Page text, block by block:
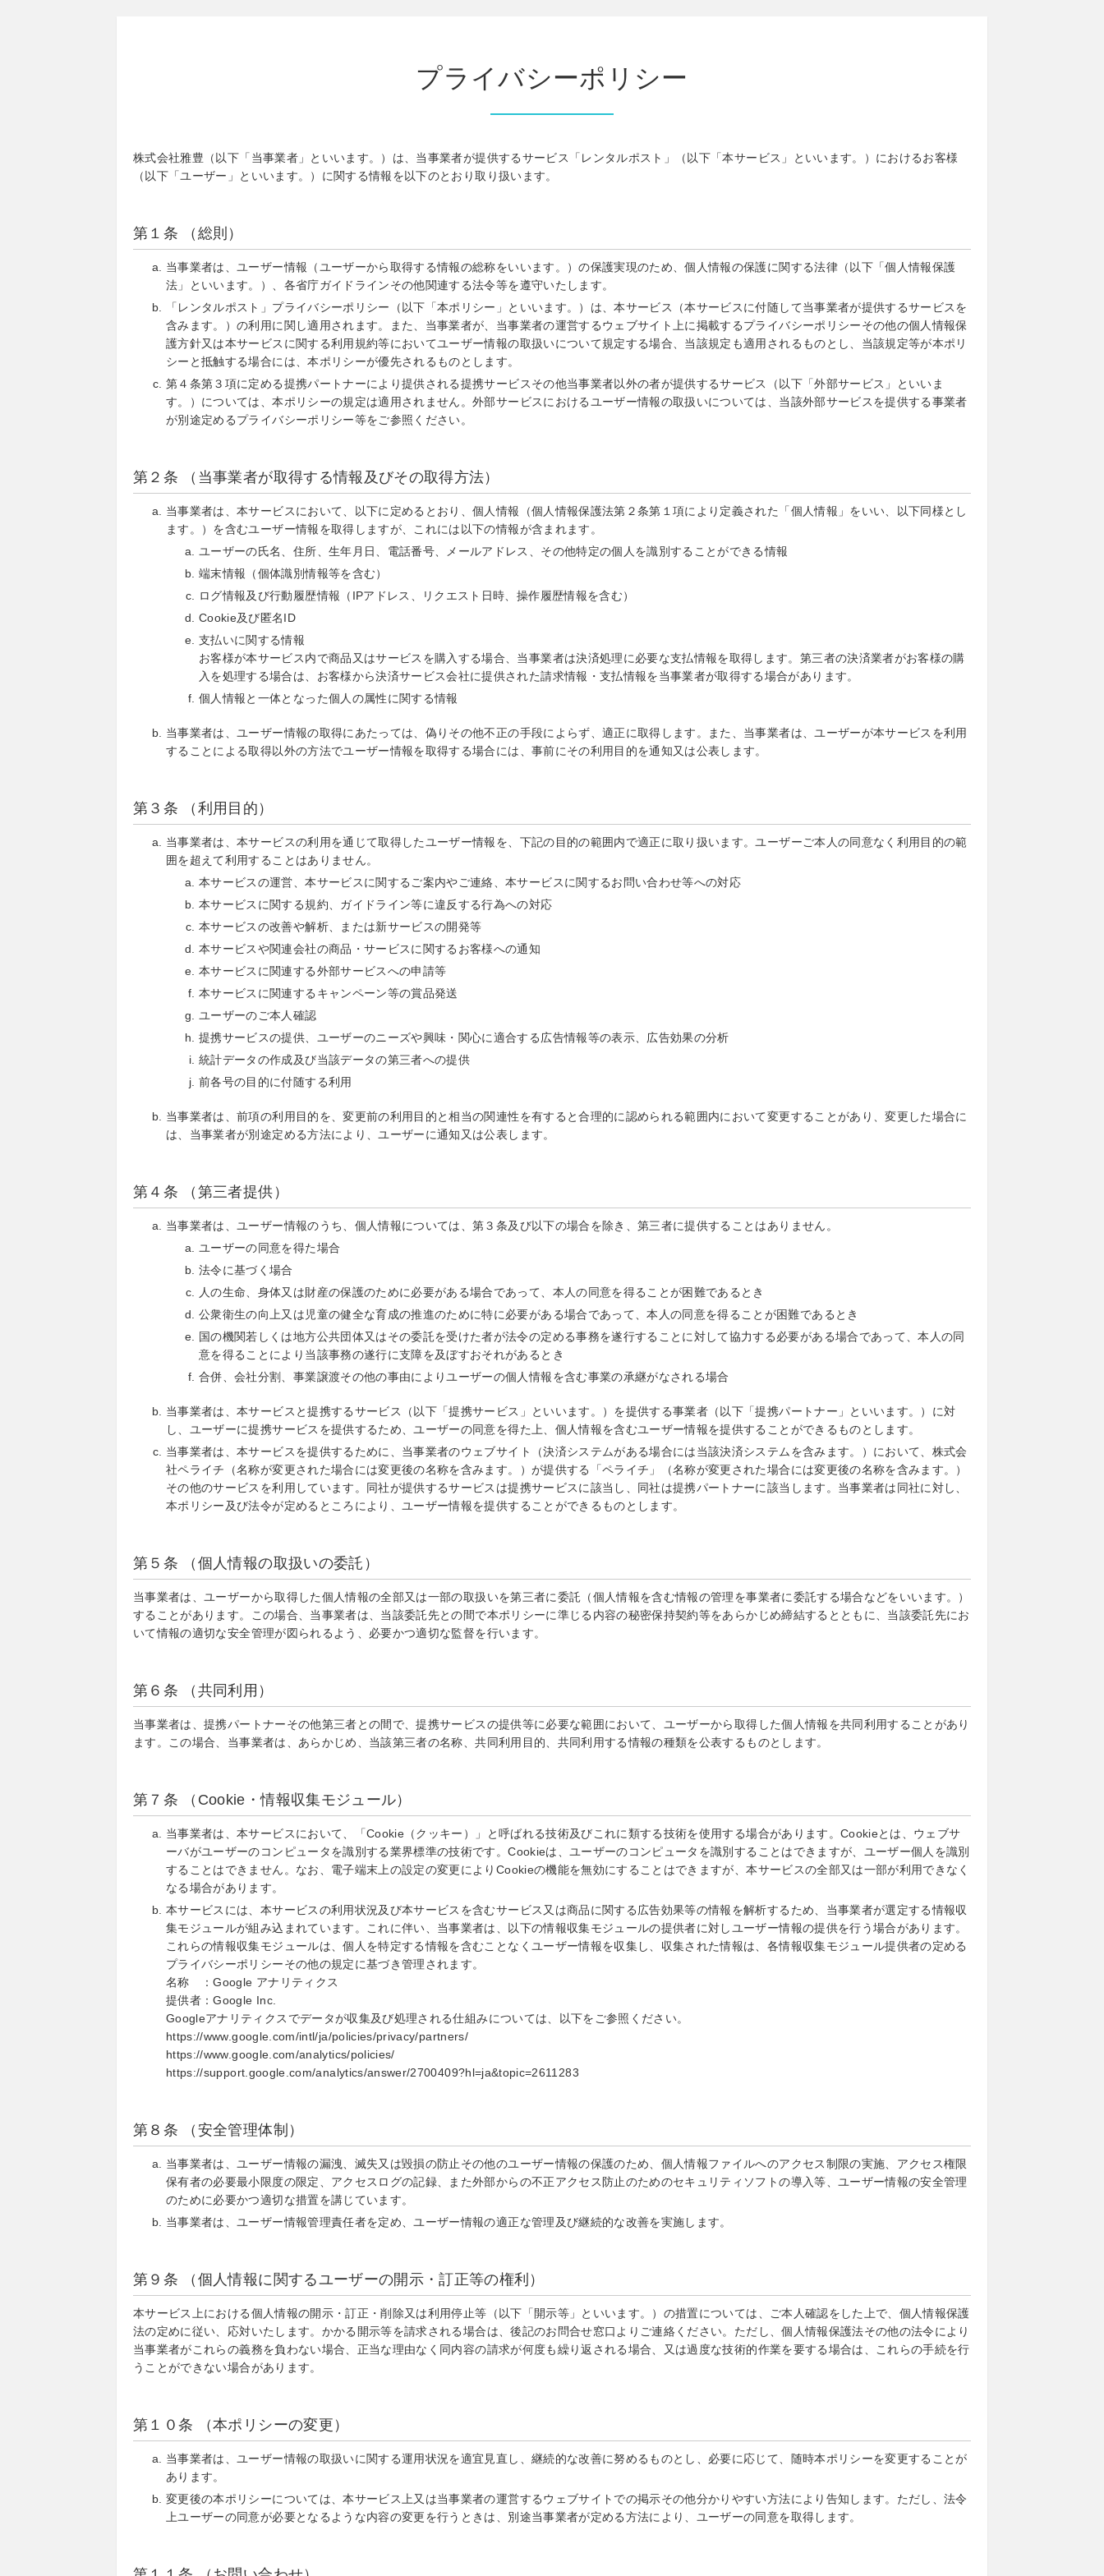
プライバシーポリシー
株式会社雅豊（以下「当事業者」といいます。）は、当事業者が提供するサービス「レンタルポスト」（以下「本サービス」といいます。）におけるお客様
（以下「ユーザー」といいます。）に関する情報を以下のとおり取り扱います。
第１条 （総則）
当事業者は、ユーザー情報（ユーザーから取得する情報の総称をいいます。）の保護実現のため、個人情報の保護に関する法律（以下「個人情報保護
法」といいます。）、各省庁ガイドラインその他関連する法令等を遵守いたします。
「レンタルポスト」プライバシーポリシー（以下「本ポリシー」といいます。）は、本サービス（本サービスに付随して当事業者が提供するサービスを
含みます。）の利用に関し適用されます。また、当事業者が、当事業者の運営するウェブサイト上に掲載するプライバシーポリシーその他の個人情報保
護方針又は本サービスに関する利用規約等においてユーザー情報の取扱いについて規定する場合、当該規定も適用されるものとし、当該規定等が本ポリ
シーと抵触する場合には、本ポリシーが優先されるものとします。
第４条第３項に定める提携パートナーにより提供される提携サービスその他当事業者以外の者が提供するサービス（以下「外部サービス」といいま
す。）については、本ポリシーの規定は適用されません。外部サービスにおけるユーザー情報の取扱いについては、当該外部サービスを提供する事業者
が別途定めるプライバシーポリシー等をご参照ください。
第２条 （当事業者が取得する情報及びその取得方法）
当事業者は、本サービスにおいて、以下に定めるとおり、個人情報（個人情報保護法第２条第１項により定義された「個人情報」をいい、以下同様とし
ます。）を含むユーザー情報を取得しますが、これには以下の情報が含まれます。
ユーザーの氏名、住所、生年月日、電話番号、メールアドレス、その他特定の個人を識別することができる情報
端末情報（個体識別情報等を含む）
ログ情報及び行動履歴情報（IPアドレス、リクエスト日時、操作履歴情報を含む）
Cookie及び匿名ID
支払いに関する情報
お客様が本サービス内で商品又はサービスを購入する場合、当事業者は決済処理に必要な支払情報を取得します。第三者の決済業者がお客様の購
入を処理する場合は、お客様から決済サービス会社に提供された請求情報・支払情報を当事業者が取得する場合があります。
個人情報と一体となった個人の属性に関する情報
当事業者は、ユーザー情報の取得にあたっては、偽りその他不正の手段によらず、適正に取得します。また、当事業者は、ユーザーが本サービスを利用
することによる取得以外の方法でユーザー情報を取得する場合には、事前にその利用目的を通知又は公表します。
第３条 （利用目的）
当事業者は、本サービスの利用を通じて取得したユーザー情報を、下記の目的の範囲内で適正に取り扱います。ユーザーご本人の同意なく利用目的の範
囲を超えて利用することはありません。
本サービスの運営、本サービスに関するご案内やご連絡、本サービスに関するお問い合わせ等への対応
本サービスに関する規約、ガイドライン等に違反する行為への対応
本サービスの改善や解析、または新サービスの開発等
本サービスや関連会社の商品・サービスに関するお客様への通知
本サービスに関連する外部サービスへの申請等
本サービスに関連するキャンペーン等の賞品発送
ユーザーのご本人確認
提携サービスの提供、ユーザーのニーズや興味・関心に適合する広告情報等の表示、広告効果の分析
統計データの作成及び当該データの第三者への提供
前各号の目的に付随する利用
当事業者は、前項の利用目的を、変更前の利用目的と相当の関連性を有すると合理的に認められる範囲内において変更することがあり、変更した場合に
は、当事業者が別途定める方法により、ユーザーに通知又は公表します。
第４条 （第三者提供）
当事業者は、ユーザー情報のうち、個人情報については、第３条及び以下の場合を除き、第三者に提供することはありません。
ユーザーの同意を得た場合
法令に基づく場合
人の生命、身体又は財産の保護のために必要がある場合であって、本人の同意を得ることが困難であるとき
公衆衛生の向上又は児童の健全な育成の推進のために特に必要がある場合であって、本人の同意を得ることが困難であるとき
国の機関若しくは地方公共団体又はその委託を受けた者が法令の定める事務を遂行することに対して協力する必要がある場合であって、本人の同
意を得ることにより当該事務の遂行に支障を及ぼすおそれがあるとき
合併、会社分割、事業譲渡その他の事由によりユーザーの個人情報を含む事業の承継がなされる場合
当事業者は、本サービスと提携するサービス（以下「提携サービス」といいます。）を提供する事業者（以下「提携パートナー」といいます。）に対
し、ユーザーに提携サービスを提供するため、ユーザーの同意を得た上、個人情報を含むユーザー情報を提供することができるものとします。
当事業者は、本サービスを提供するために、当事業者のウェブサイト（決済システムがある場合には当該決済システムを含みます。）において、株式会
社ペライチ（名称が変更された場合には変更後の名称を含みます。）が提供する「ペライチ」（名称が変更された場合には変更後の名称を含みます。）
その他のサービスを利用しています。同社が提供するサービスは提携サービスに該当し、同社は提携パートナーに該当します。当事業者は同社に対し、
本ポリシー及び法令が定めるところにより、ユーザー情報を提供することができるものとします。
第５条 （個人情報の取扱いの委託）
当事業者は、ユーザーから取得した個人情報の全部又は一部の取扱いを第三者に委託（個人情報を含む情報の管理を事業者に委託する場合などをいいます。）
することがあります。この場合、当事業者は、当該委託先との間で本ポリシーに準じる内容の秘密保持契約等をあらかじめ締結するとともに、当該委託先にお
いて情報の適切な安全管理が図られるよう、必要かつ適切な監督を行います。
第６条 （共同利用）
当事業者は、提携パートナーその他第三者との間で、提携サービスの提供等に必要な範囲において、ユーザーから取得した個人情報を共同利用することがあり
ます。この場合、当事業者は、あらかじめ、当該第三者の名称、共同利用目的、共同利用する情報の種類を公表するものとします。
第７条 （Cookie・情報収集モジュール）
当事業者は、本サービスにおいて、「Cookie（クッキー）」と呼ばれる技術及びこれに類する技術を使用する場合があります。Cookieとは、ウェブサ
ーバがユーザーのコンピュータを識別する業界標準の技術です。Cookieは、ユーザーのコンピュータを識別することはできますが、ユーザー個人を識別
することはできません。なお、電子端末上の設定の変更によりCookieの機能を無効にすることはできますが、本サービスの全部又は一部が利用できなく
なる場合があります。
本サービスには、本サービスの利用状況及び本サービスを含むサービス又は商品に関する広告効果等の情報を解析するため、当事業者が選定する情報収
集モジュールが組み込まれています。これに伴い、当事業者は、以下の情報収集モジュールの提供者に対しユーザー情報の提供を行う場合があります。
これらの情報収集モジュールは、個人を特定する情報を含むことなくユーザー情報を収集し、収集された情報は、各情報収集モジュール提供者の定める
プライバシーポリシーその他の規定に基づき管理されます。
名称 ：Google アナリティクス
提供者：Google Inc.
Googleアナリティクスでデータが収集及び処理される仕組みについては、以下をご参照ください。
https://www.google.com/intl/ja/policies/privacy/partners/
https://www.google.com/analytics/policies/
https://support.google.com/analytics/answer/2700409?hl=ja&topic=2611283
第８条 （安全管理体制）
当事業者は、ユーザー情報の漏洩、滅失又は毀損の防止その他のユーザー情報の保護のため、個人情報ファイルへのアクセス制限の実施、アクセス権限
保有者の必要最小限度の限定、アクセスログの記録、また外部からの不正アクセス防止のためのセキュリティソフトの導入等、ユーザー情報の安全管理
のために必要かつ適切な措置を講じています。
当事業者は、ユーザー情報管理責任者を定め、ユーザー情報の適正な管理及び継続的な改善を実施します。
第９条 （個人情報に関するユーザーの開示・訂正等の権利）
本サービス上における個人情報の開示・訂正・削除又は利用停止等（以下「開示等」といいます。）の措置については、ご本人確認をした上で、個人情報保護
法の定めに従い、応対いたします。かかる開示等を請求される場合は、後記のお問合せ窓口よりご連絡ください。ただし、個人情報保護法その他の法令により
当事業者がこれらの義務を負わない場合、正当な理由なく同内容の請求が何度も繰り返される場合、又は過度な技術的作業を要する場合は、これらの手続を行
うことができない場合があります。
第１０条 （本ポリシーの変更）
当事業者は、ユーザー情報の取扱いに関する運用状況を適宜見直し、継続的な改善に努めるものとし、必要に応じて、随時本ポリシーを変更することが
あります。
変更後の本ポリシーについては、本サービス上又は当事業者の運営するウェブサイトでの掲示その他分かりやすい方法により告知します。ただし、法令
上ユーザーの同意が必要となるような内容の変更を行うときは、別途当事業者が定める方法により、ユーザーの同意を取得します。